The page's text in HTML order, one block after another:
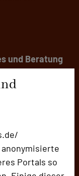
Portals so
und Beratung